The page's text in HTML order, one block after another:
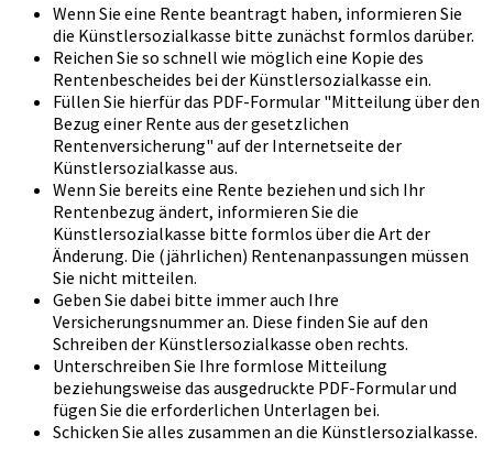
Wenn Sie eine Rente beantragt haben, informieren Sie
die Künstlersozialkasse bitte zunächst formlos darüber.
Reichen Sie so schnell wie möglich eine Kopie des
Rentenbescheides bei der Künstlersozialkasse ein.
Füllen Sie hierfür das PDF-Formular "Mitteilung über den
Bezug einer Rente aus der gesetzlichen
Rentenversicherung" auf der Internetseite der
Künstlersozialkasse aus.
Wenn Sie bereits eine Rente beziehen und sich Ihr
Rentenbezug ändert, informieren Sie die
Künstlersozialkasse bitte formlos über die Art der
Änderung. Die (jährlichen) Rentenanpassungen müssen
Sie nicht mitteilen.
Geben Sie dabei bitte immer auch Ihre
Versicherungsnummer an. Diese finden Sie auf den
Schreiben der Künstlersozialkasse oben rechts.
Unterschreiben Sie Ihre formlose Mitteilung
beziehungsweise das ausgedruckte PDF-Formular und
fügen Sie die erforderlichen Unterlagen bei.
Schicken Sie alles zusammen an die Künstlersozialkasse.